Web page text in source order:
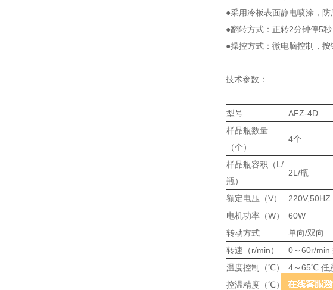
●采用冷板表面静电喷涂，
●翻转方式：正转2分钟停5
●操控方式：微电脑控制，按
技术参数：
型号 AFZ-4D
样品瓶数量
（个）
4个
样品瓶容积（L/
瓶）
2L/瓶
额定电压（V）
220V,50HZ
电机功率（W）
60W
转动方式
单向/双向
转速（r/min）
0～60r/min
温度控制（℃）
4～65℃ 任
控温精度（℃）
±0.1℃